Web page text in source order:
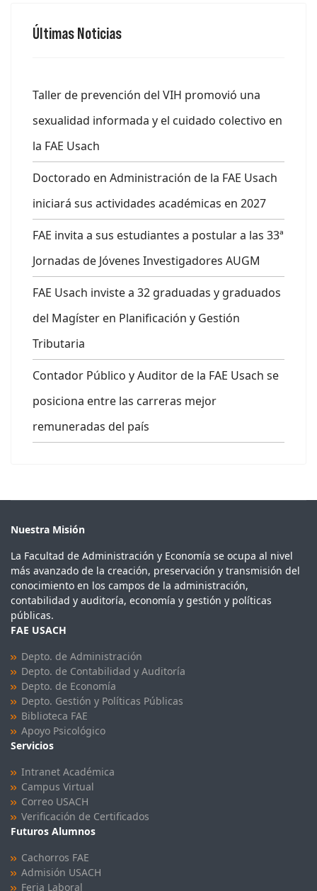
Últimas Noticias
Taller de prevención del VIH promovió una
sexualidad informada y el cuidado colectivo en
la FAE Usach
Doctorado en Administración de la FAE Usach
iniciará sus actividades académicas en 2027
FAE invita a sus estudiantes a postular a las 33ª
Jornadas de Jóvenes Investigadores AUGM
FAE Usach inviste a 32 graduadas y graduados
del Magíster en Planificación y Gestión
Tributaria
Contador Público y Auditor de la FAE Usach se
posiciona entre las carreras mejor
remuneradas del país
Nuestra Misión
La Facultad de Administración y Economía se ocupa al nivel
más avanzado de la creación, preservación y transmisión del
conocimiento en los campos de la administración,
contabilidad y auditoría, economía y gestión y políticas
públicas.
FAE USACH
Depto. de Administración
Depto. de Contabilidad y Auditoría
Depto. de Economía
Depto. Gestión y Políticas Públicas
Biblioteca FAE
Apoyo Psicológico
Servicios
Intranet Académica
Campus Virtual
Correo USACH
Verificación de Certificados
Futuros Alumnos
Cachorros FAE
Admisión USACH
Feria Laboral